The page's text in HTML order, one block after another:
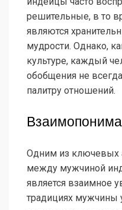
решительные, в то
являются
мудрости. Однако,
культуре, каждый
обобщения не
палитру отношений.
Одним из ключевых
между мужчиной
является взаимное
традициях